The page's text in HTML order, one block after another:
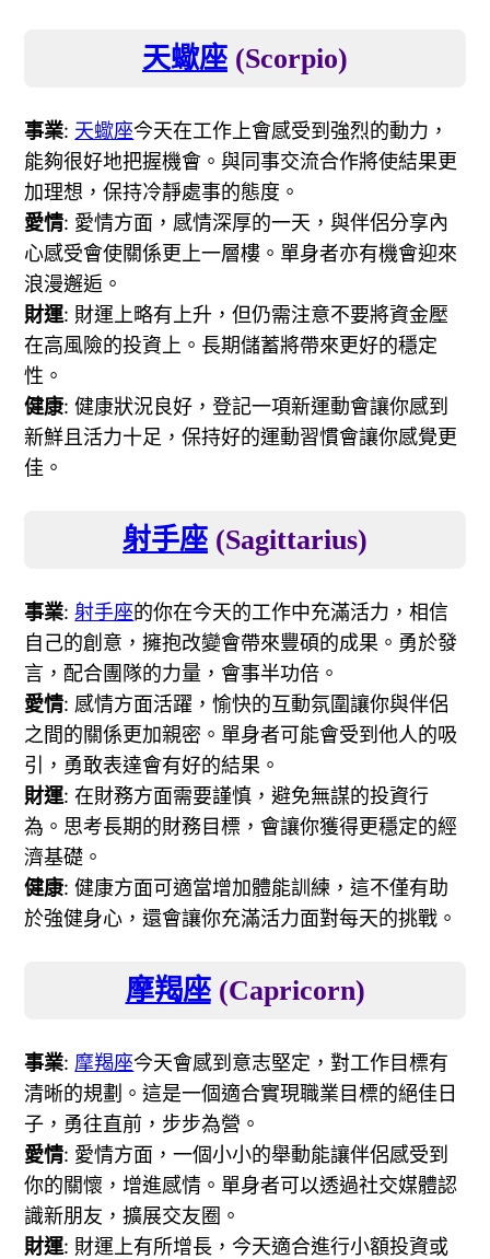
天蠍座 (Scorpio)
事業: 天蠍座今天在工作上會感受到強烈的動力，
能夠很好地把握機會。與同事交流合作將使結果更
加理想，保持冷靜處事的態度。
愛情: 愛情方面，感情深厚的一天，與伴侶分享內
心感受會使關係更上一層樓。單身者亦有機會迎來
浪漫邂逅。
財運: 財運上略有上升，但仍需注意不要將資金壓
在高風險的投資上。長期儲蓄將帶來更好的穩定
性。
健康: 健康狀況良好，登記一項新運動會讓你感到
新鮮且活力十足，保持好的運動習慣會讓你感覺更
佳。
射手座 (Sagittarius)
事業:射手座的你在今天的工作中充滿活力，相信
自己的創意，擁抱改變會帶來豐碩的成果。勇於發
言，配合團隊的力量，會事半功倍。
愛情: 感情方面活躍，愉快的互動氛圍讓你與伴侶
之間的關係更加親密。單身者可能會受到他人的吸
引，勇敢表達會有好的結果。
財運: 在財務方面需要謹慎，避免無謀的投資行
為。思考長期的財務目標，會讓你獲得更穩定的經
濟基礎。
健康: 健康方面可適當增加體能訓練，這不僅有助
於強健身心，還會讓你充滿活力面對每天的挑戰。
摩羯座(Capricorn)
事業: 摩羯座今天會感到意志堅定，對工作目標有
清晰的規劃。這是一個適合實現職業目標的絕佳日
子，勇往直前，步步為營。
愛情: 愛情方面，一個小小的舉動能讓伴侶感受到
你的關懷，增進感情。單身者可以透過社交媒體認
識新朋友，擴展交友圈。
財運: 財運上有所增長，今天適合進行小額投資或